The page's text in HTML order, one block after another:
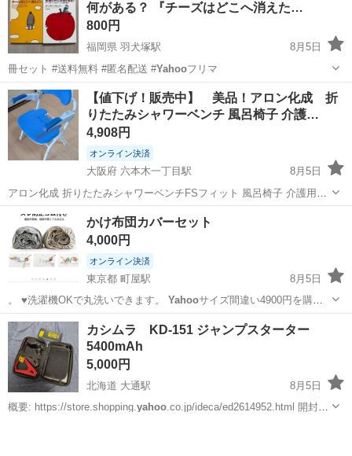
何がある？ 『チーズはどこへ消えた…
800円
福岡県 羽犬塚駅
8月5日
冊セット #送料無料 #匿名配送 #Yahooフリマ
福岡 筑後市 羽犬塚駅 ビジネス、経済
【値下げ！販売中】 美品！アロン化成 折
りたたみシャワーベンチ 風呂椅子 介護…
4,908円
オンライン決済
大阪府 六本木一丁目駅
8月5日
アロン化成 折りたたみシャワーベンチFSフィット 風呂椅子 介護用品
入浴補助 ブルー 大変キレイな中古商品です。 遠目では、ほぼ新品。
若干のキズや汚れがあります。 座り心地が柔らかく、気持ち良いで
す。（青い部分はどこ...
大阪 四條畷市 六本木一丁目駅 家庭用品
かけ布団カバーセット
4,000円
オンライン決済
東京都 町屋駅
8月5日
。 ♥洗濯機OKで丸洗いできます。 Yahooサイズ間違い4900円を購入
しました…
東京 荒川区 布団カバー
カシムラ KD-151 ジャンプスターター
5400mAh
5,000円
北海道 大通駅
8月5日
概要: https://store.shopping.yahoo.co.jp/ideca/ed2614952.html 開封の